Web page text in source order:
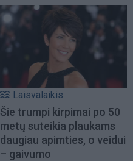
Laisvalaikis
Šie trumpi kirpimai po 50
metų suteikia plaukams
daugiau apimties, o veidui
– gaivumo